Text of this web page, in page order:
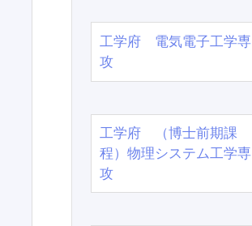
工学府 電気電子工学専
攻
工学府 （博士前期課
程）物理システム工学専
攻